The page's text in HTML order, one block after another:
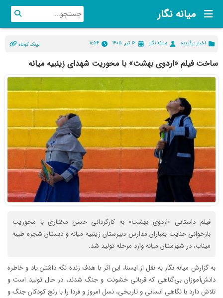
میانه نگار
اخبار برگزیده میانه نگار ۱۶ تیر, ۱۴۰۵ ۱۱:۵۴ لینک کوتاه
ساخت فیلم «اردوی بهشت» با محوریت شهدای زینبیه میانه
فیلم داستانی «اردوی بهشت» به کارگردانی حسن مختاری با محوریت
بازخوانی جنایت بمباران مدارس دبیرستان زینبیه میانه و دبستان شجره طیبه
میناب، در شهرستان میانه وارد مرحله تولید شد.
به گزارش میانه نگار به نقل از ایسنا، این اثر با هدف زنده نگه داشتن یاد و خاطره
دانش‌آموزان بی‌گناهی که قربانی خشونت‌ و جنگ شدند، در حال تولید است و
تلاش دارد با نگاهی انسانی و تاریخی، نسل امروز و فردا را با رنج کودکان جنگ و